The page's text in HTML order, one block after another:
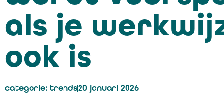
als je
ook is
categorie: trends20 januari 2026